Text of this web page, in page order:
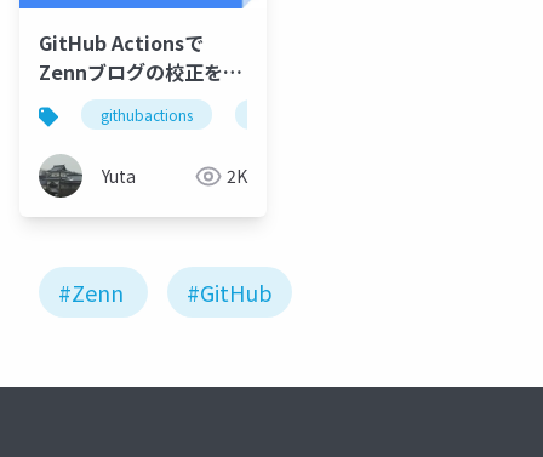
GitHub Actionsで
Zennブログの校正を自
動化してみた
githubactions
Yuta 2K
#Zenn #GitHub